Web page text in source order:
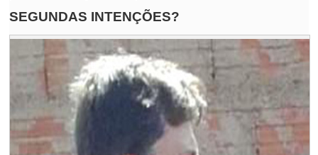
SEGUNDAS INTENÇÕES?